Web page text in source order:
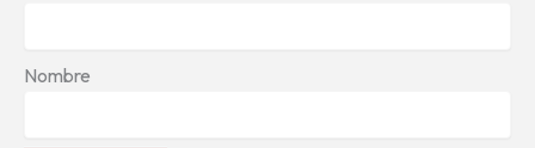
Nombre